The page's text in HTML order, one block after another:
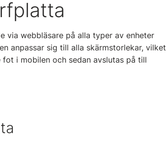
via webbläsare på alla typer av enheter
anpassar sig till alla skärmstorlekar, vilket
i mobilen och sedan avslutas på till